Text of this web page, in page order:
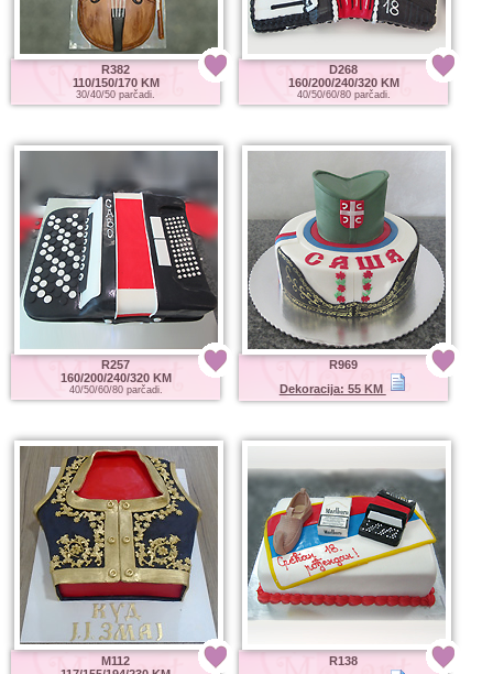
R382
110/150/170 KM
30/40/50 parčadi.
D268
160/200/240/320 KM
40/50/60/80 parčadi.
R257
160/200/240/320 KM
40/50/60/80 parčadi.
R969
Dekoracija: 55 KM
M112
R138